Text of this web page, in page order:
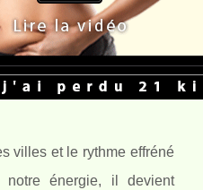
villes et le rythme effréné
notre énergie, il devient